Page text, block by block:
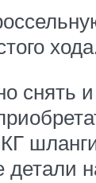
хода.
снять и
детали